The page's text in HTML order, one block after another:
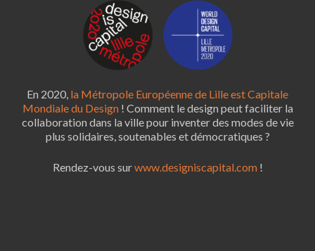
En 2020, la Métropole Européenne de Lille est Capitale
Mondiale du Design ! Comment le design peut faciliter la
collaboration dans la ville pour inventer des modes de vie
plus solidaires, soutenables et démocratiques ?
Rendez-vous surwww.designiscapital.com!